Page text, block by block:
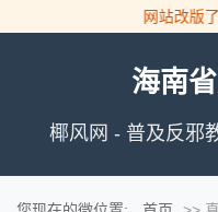
网站改版
海南
椰风网 - 普及反邪